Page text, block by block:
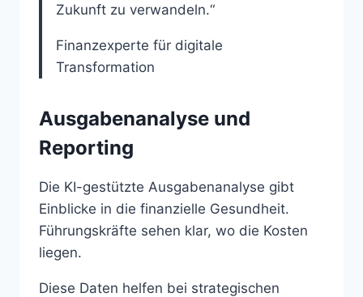
Zukunft zu verwandeln.“
Finanzexperte für digitale
Transformation
Ausgabenanalyse und
Reporting
Die KI-gestützte Ausgabenanalyse gibt
Einblicke in die finanzielle Gesundheit.
Führungskräfte sehen klar, wo die Kosten
liegen.
Diese Daten helfen bei strategischen